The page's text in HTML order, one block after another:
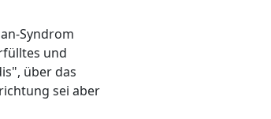
Syndrom
und
über das
sei aber